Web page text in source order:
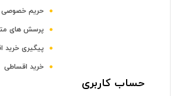
حریم خصوصی
پرسش های
پیگیری خرید
خرید اقساطی
حساب کاربری